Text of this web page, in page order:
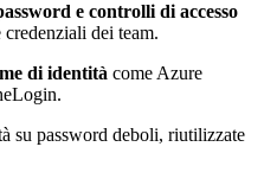
e controlli di accesso
dei team.
di identità come Azure
su password deboli, riutilizzate